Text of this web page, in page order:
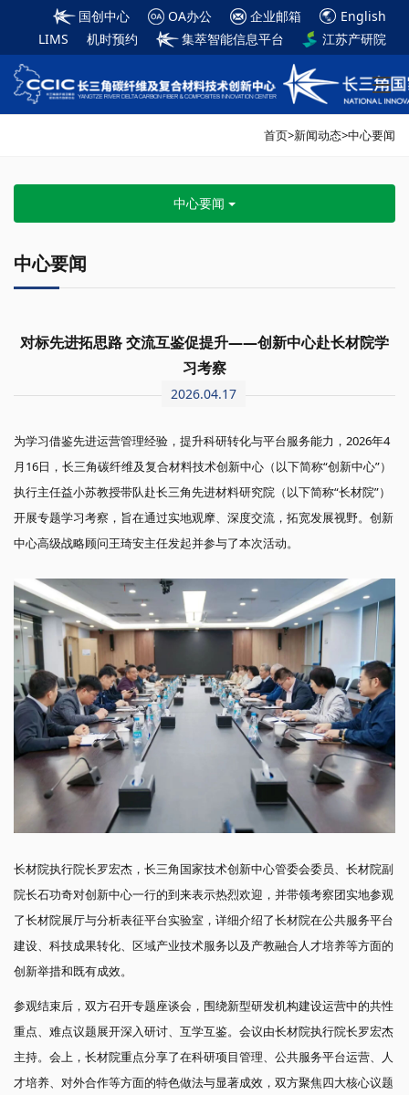
English
企业邮箱
OA办公
国创中心
江苏产研院
集萃智能信息平台
机时预约
LIMS
首页>新闻动态>中心要闻
中心要闻
中心要闻
对标先进拓思路 交流互鉴促提升——创新中心赴长材院学
习考察
2026.04.17
为学习借鉴先进运营管理经验，提升科研转化与平台服务能力，2026年4
月16日，长三角碳纤维及复合材料技术创新中心（以下简称“创新中心”）
执行主任益小苏教授带队赴长三角先进材料研究院（以下简称“长材院”）
开展专题学习考察，旨在通过实地观摩、深度交流，拓宽发展视野。创新
中心高级战略顾问王琦安主任发起并参与了本次活动。
长材院执行院长罗宏杰，长三角国家技术创新中心管委会委员、长材院副
院长石功奇对创新中心一行的到来表示热烈欢迎，并带领考察团实地参观
了长材院展厅与分析表征平台实验室，详细介绍了长材院在公共服务平台
建设、科技成果转化、区域产业技术服务以及产教融合人才培养等方面的
创新举措和既有成效。
参观结束后，双方召开专题座谈会，围绕新型研发机构建设运营中的共性
重点、难点议题展开深入研讨、互学互鉴。会议由长材院执行院长罗宏杰
主持。会上，长材院重点分享了在科研项目管理、公共服务平台运营、人
才培养、对外合作等方面的特色做法与显著成效，双方聚焦四大核心议题